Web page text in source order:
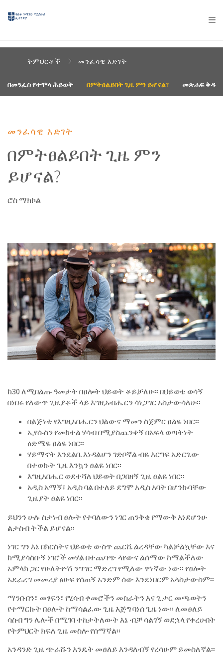
AFRICA
OCEANIA
ትምህርቶች መንፈሳዊ እድገት
በመንፈስ የተሞላ ሕይወት በምትፀልይበት ጊዜ ምን ይሆናል? መጽሐፍ
መንፈሳዊ እድገት
በምትፀልይበት ጊዜ ምን
ይሆናል?
ሮስ ማክኮል
ከ30 ለሚበልጡ ዓመታት በፀሎት ህይወት ቆይቻለሁ፡፡ በህይወቴ ወሳኝ
በነበሩ የለውጥ ጊዜያቶች ላይ እግዚአብሔርን ሳነጋግር አስታውሳለሁ፡፡
በልጅነቴ የእግዚአበሔርን ህልውና ማመን ስጀምር ፀልዬ ነበር፡፡
ኢየሱስን የመከተል ሃሳብ በሚያስጨንቀኝ በአፍላ ወጣትነት
ዕድሜዬ ፀልዬ ነበር፡፡
ሃይማኖት እንደልቤ እነዳልሆን ገድቦኛል ብዬ እርግፍ አድርጌው
በተወኩት ጊዜ እንኳን ፀልዬ ነበር፡፡
እግዚአበሔር ወደተሻለ ህይወት በጋበዘኝ ጊዜ ፀልዬ ነበር፡፡
አዲስ አማኝ፣ አዲስ ባል በተለይ ደግሞ አዲስ አባት በሆንኩባቸው
ጊዜያት ፀልዬ ነበር፡፡
ይህንን ሁሉ ስታነብ ፀሎት የተባለውን ነገር ጠንቅቄ የማውቅ እነደሆንሁ
ልታስብ ትችል ይሆናል፡፡
ነገር ግን እኔ በክርስትና ህይወቴ ውስጥ ጨርሼ ልረዳቸው ካልቻልኳቸው እና
ከሚያሳስቡኝ ነገሮች መሃል በተጨባጭ ላየውና ልሰማው ከማልችለው
አምላክ ጋር የሁለትዮሽ ንግግር ማድረግ የሚለው ዋነኛው ነው፡፡ የፀሎት
አደራረግ መመሪያ ፅሁፍ የሰጠኝ አንድም ሰው እንደነበርም አላስታውስም፡፡
ማንበብን፣ መፃፍን፣ የሂሳብ ቀመሮችን መስራትን እና ጊታር መጫወትን
የተማርኩት በፀሎት ከማሳልፈው ጊዜ እጅግ ባነሰ ጊዜ ነው፡፡ ለመፀለይ
ሳስብ ግን ሌሎች በሚገባ ተከታትለውት እኔ ብቻ ሳልገኝ ወደኋላ የቀረሁበት
የትምህርት ክፍለ ጊዜ መስሎ የሰማኛል፡፡
አንዳንድ ጊዜ ጭራሹን እንዴት መፀለይ እንዳለብኝ የረሳሁም ይመስለኛል፡፡